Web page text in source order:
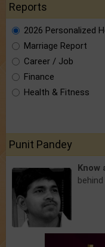
Reports
2026 Personalized
Marriage Report
Career / Job
Finance
Health & Fitness
Punit Pandey
Know